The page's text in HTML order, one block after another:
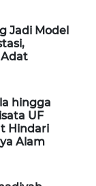
Jadi Model
Adat
hingga
UF
Hindari
Alam